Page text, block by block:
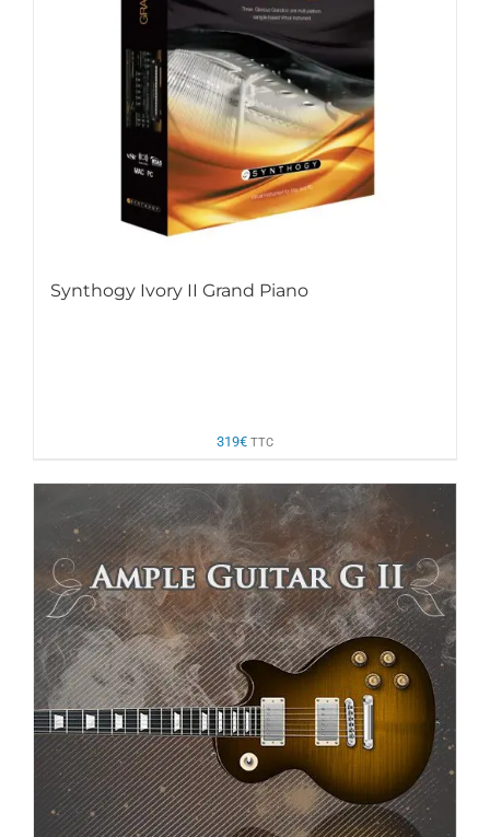
Synthogy Ivory II Grand Piano
319€ TTC